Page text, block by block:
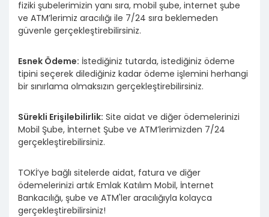
fiziki şubelerimizin yanı sıra, mobil şube, internet şube
ve ATM’lerimiz aracılığı ile 7/24 sıra beklemeden
güvenle gerçekleştirebilirsiniz.
Esnek Ödeme: İstediğiniz tutarda, istediğiniz ödeme
tipini seçerek dilediğiniz kadar ödeme işlemini herhangi
bir sınırlama olmaksızın gerçekleştirebilirsiniz.
Sürekli Erişilebilirlik: Site aidat ve diğer ödemelerinizi
Mobil Şube, İnternet Şube ve ATM’lerimizden 7/24
gerçekleştirebilirsiniz.
TOKİ’ye bağlı sitelerde aidat, fatura ve diğer
ödemelerinizi artık Emlak Katılım Mobil, İnternet
Bankacılığı, şube ve ATM'ler aracılığıyla kolayca
gerçekleştirebilirsiniz!